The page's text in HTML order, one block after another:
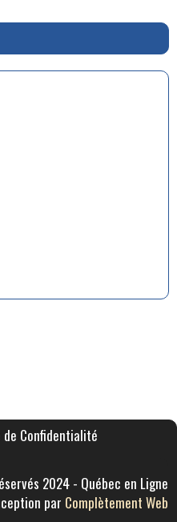
Confidentialité
2024 - Québec en Ligne
par Complètement Web